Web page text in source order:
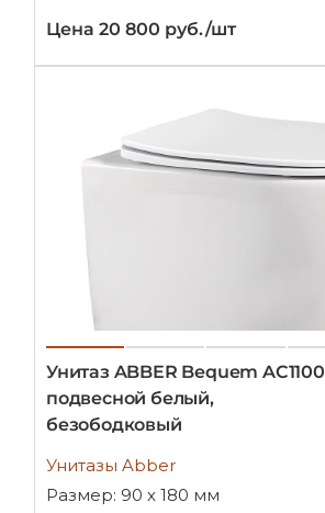
Цена 20 800 руб./шт
Унитаз ABBER Bequem AC1100
подвесной белый,
безободковый
Унитазы Abber
Размер: 90 х 180 мм